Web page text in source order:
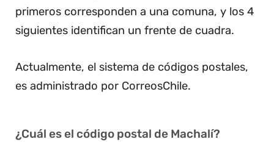
primeros corresponden a una comuna, y los 4
siguientes identifican un frente de cuadra.
Actualmente, el sistema de códigos postales,
es administrado por CorreosChile.
¿Cuál es el código postal de Machalí?